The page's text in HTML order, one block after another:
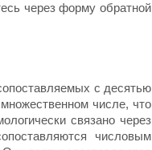
через форму обратной
с десятью
числе, что
связано через
числовым